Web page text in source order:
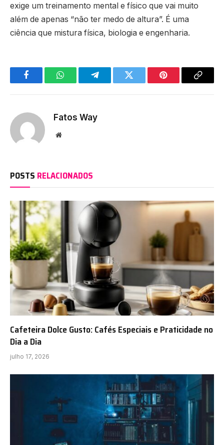
exige um treinamento mental e físico que vai muito
além de apenas “não ter medo de altura”. É uma
ciência que mistura física, biologia e engenharia.
FacebookWhatsAppTelegramTwitter Pinterest Copy
Fatos Way
Website
POSTS RELACIONADOS
Cafeteira Dolce Gusto: Cafés Especiais e Praticidade no
Dia a Dia
julho 17, 2026